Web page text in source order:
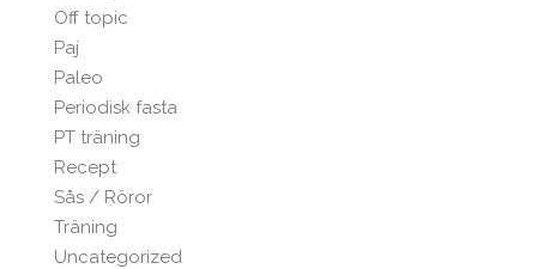
Off topic
Paj
Paleo
Periodisk fasta
PT träning
Recept
Sås / Röror
Träning
Uncategorized